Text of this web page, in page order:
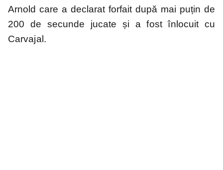
Arnold care a declarat forfait după mai puțin de
200 de secunde jucate și a fost înlocuit cu
Carvajal.